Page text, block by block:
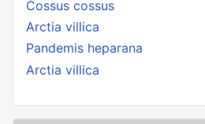
Cossus cossus
Arctia villica
Pandemis heparana
Arctia villica